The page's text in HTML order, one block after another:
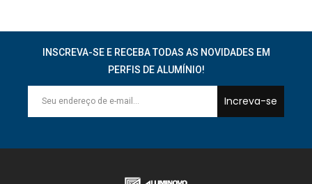
INSCREVA-SE E RECEBA TODAS AS NOVIDADES EM
PERFIS DE ALUMÍNIO!
Increva-se